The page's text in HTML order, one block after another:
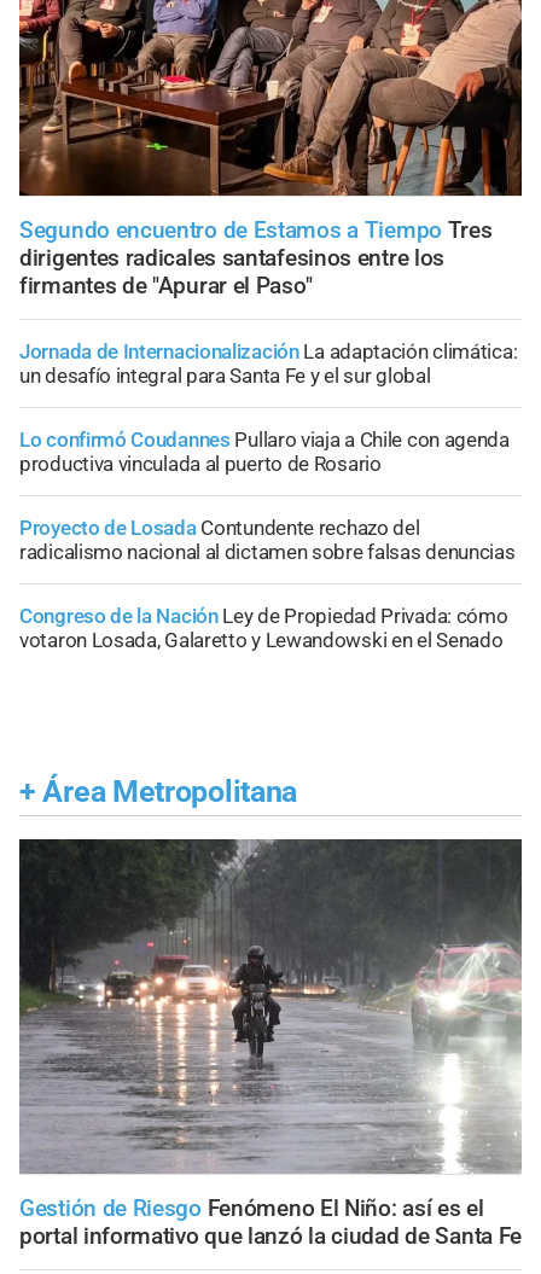
Segundo encuentro de Estamos a Tiempo Tres
dirigentes radicales santafesinos entre los
firmantes de "Apurar el Paso"
Jornada de Internacionalización La adaptación climática:
un desafío integral para Santa Fe y el sur global
Lo confirmó Coudannes Pullaro viaja a Chile con agenda
productiva vinculada al puerto de Rosario
Proyecto de Losada Contundente rechazo del
radicalismo nacional al dictamen sobre falsas denuncias
Congreso de la Nación Ley de Propiedad Privada: cómo
votaron Losada, Galaretto y Lewandowski en el Senado
+ Área Metropolitana
Gestión de Riesgo Fenómeno El Niño: así es el
portal informativo que lanzó la ciudad de Santa Fe